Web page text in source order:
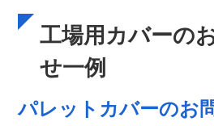
工場用カバーの
せ一例
パレットカバーのお